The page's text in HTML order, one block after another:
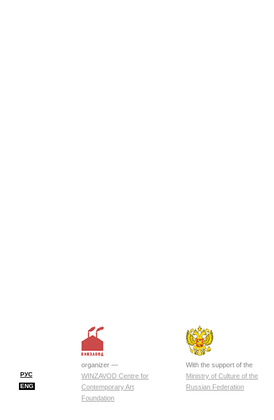
РУС
ENG
organizer —
WINZAVOD Centre for
Contemporary Art
Foundation
With the support of the
Ministry of Culture of the
Russian Federation